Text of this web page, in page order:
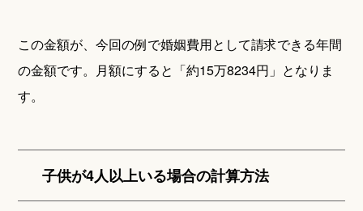
この金額が、今回の例で婚姻費用として請求できる年間
の金額です。月額にすると「約15万8234円」となりま
す。
子供が4人以上いる場合の計算方法